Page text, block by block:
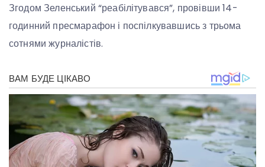
Згодом Зеленський “реабілітувався”, провівши 14-
годинний пресмарафон і поспілкувавшись з трьома
сотнями журналістів.